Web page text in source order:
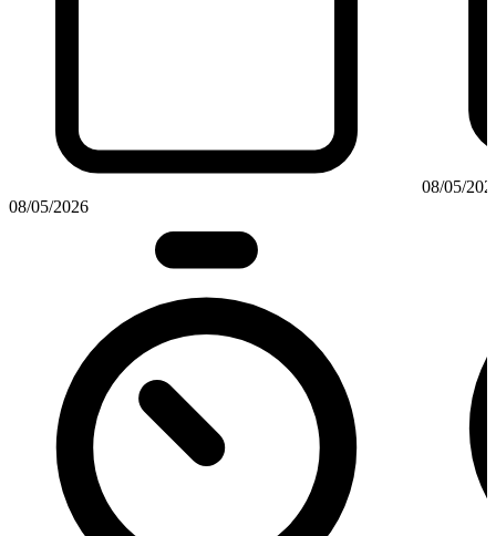
08/05/2026
08/05/